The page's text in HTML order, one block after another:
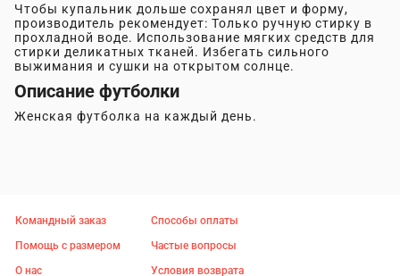
Чтобы купальник дольше сохранял цвет и форму,
производитель рекомендует: Только ручную стирку в
прохладной воде. Использование мягких средств для
стирки деликатных тканей. Избегать сильного
выжимания и сушки на открытом солнце.
Описание футболки
Женская футболка на каждый день.
Командный заказ
Помощь с размером
О нас
Способы оплаты
Частые вопросы
Условия возврата